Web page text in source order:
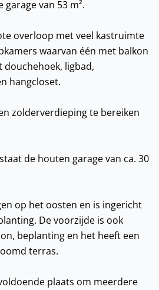
garage van 53 m².
overloop met veel kastruimte
waarvan één met balkon
douchehoek, ligbad,
hangcloset.
zolderverdieping te bereiken
de houten garage van ca. 30
op het oosten en is ingericht
De voorzijde is ook
beplanting en het heeft een
terras.
plaats om meerdere